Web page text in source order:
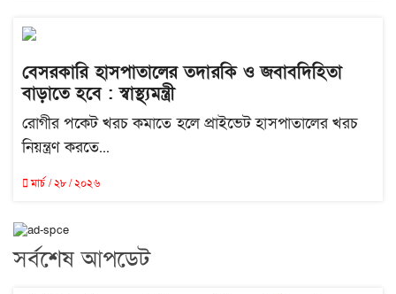
বেসরকারি হাসপাতালের তদারকি ও জবাবদিহিতা
বাড়াতে হবে : স্বাস্থ্যমন্ত্রী
রোগীর পকেট খরচ কমাতে হলে প্রাইভেট হাসপাতালের খরচ
নিয়ন্ত্রণ করতে...
মার্চ / ২৮ / ২০২৬
সর্বশেষ আপডেট